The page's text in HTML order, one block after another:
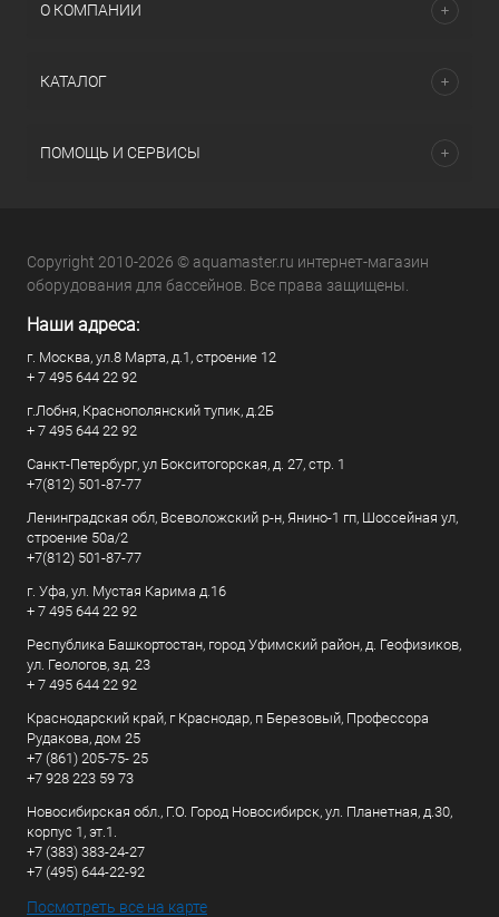
О КОМПАНИИ
КАТАЛОГ
ПОМОЩЬ И СЕРВИСЫ
Copyright 2010-2026 © aquamaster.ru интернет-магазин
оборудования для бассейнов. Все права защищены.
Наши адреса:
г. Москва, ул.8 Марта, д.1, строение 12
+ 7 495 644 22 92
г.Лобня, Краснополянский тупик, д.2Б
+ 7 495 644 22 92
Санкт-Петербург, ул Бокситогорская, д. 27, стр. 1
+7(812) 501-87-77
Ленинградская обл, Всеволожский р-н, Янино-1 гп, Шоссейная ул,
строение 50а/2
+7(812) 501-87-77
г. Уфа, ул. Мустая Карима д.16
+ 7 495 644 22 92
Республика Башкортостан, город Уфимский район, д. Геофизиков,
ул. Геологов, зд. 23
+ 7 495 644 22 92
Краснодарский край, г Краснодар, п Березовый, Профессора
Рудакова, дом 25
+7 (861) 205-75- 25
+7 928 223 59 73
Новосибирская обл., Г.О. Город Новосибирск, ул. Планетная, д.30,
корпус 1, эт.1.
+7 (383) 383-24-27
+7 (495) 644-22-92
Посмотреть все на карте